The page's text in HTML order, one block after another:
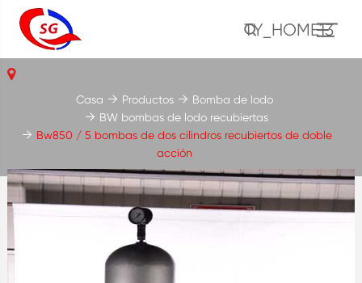
TY_HOME13
Casa Productos
Bomba de lodo
BW bombas de lodo recubiertas
Bw850 / 5 bombas de dos cilindros recubiertos de doble
acción